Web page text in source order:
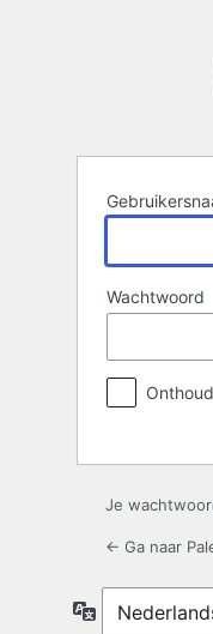
Wachtwoord
Je
← Ga naar
Taal